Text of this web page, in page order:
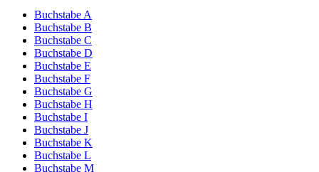
Buchstabe A
Buchstabe B
Buchstabe C
Buchstabe D
Buchstabe E
Buchstabe F
Buchstabe G
Buchstabe H
Buchstabe I
Buchstabe J
Buchstabe K
Buchstabe L
Buchstabe M